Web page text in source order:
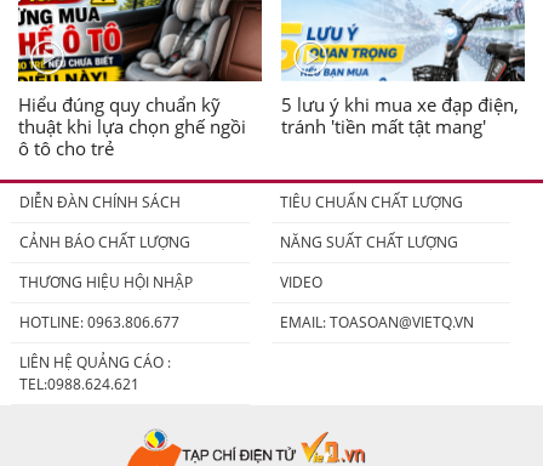
Hiểu đúng quy chuẩn kỹ
thuật khi lựa chọn ghế ngồi
ô tô cho trẻ
5 lưu ý khi mua xe đạp điện,
tránh 'tiền mất tật mang'
DIỄN ĐÀN CHÍNH SÁCH
TIÊU CHUẨN CHẤT LƯỢNG
CẢNH BÁO CHẤT LƯỢNG
NĂNG SUẤT CHẤT LƯỢNG
THƯƠNG HIỆU HỘI NHẬP
VIDEO
HOTLINE: 0963.806.677
EMAIL:TOASOAN@VIETQ.VN
LIÊN HỆ QUẢNG CÁO :
TEL:0988.624.621